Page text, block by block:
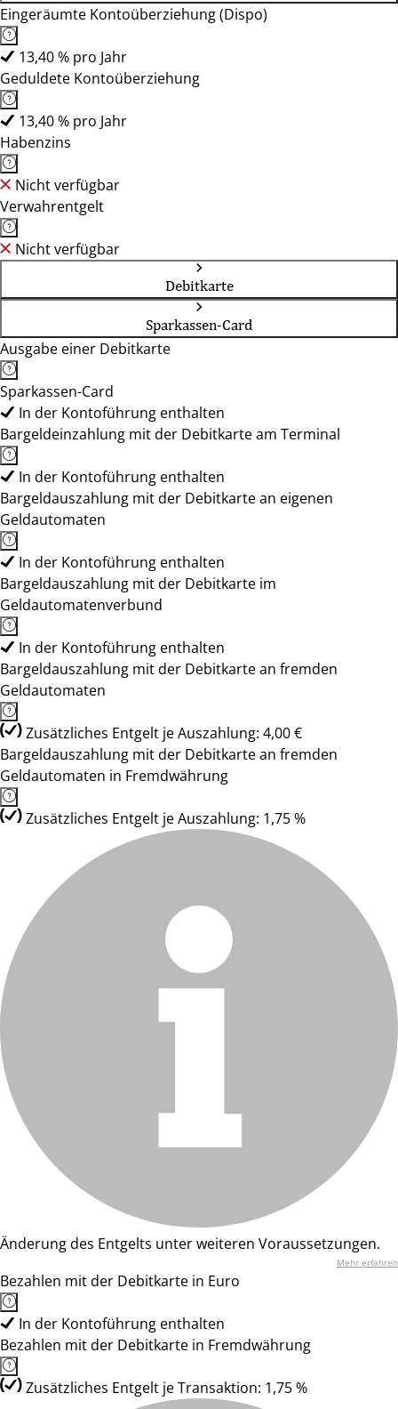
Eingeräumte Kontoüberziehung (Dispo)
13,40 % pro Jahr
Geduldete Kontoüberziehung
13,40 % pro Jahr
Habenzins
Nicht verfügbar
Verwahrentgelt
Nicht verfügbar
Debitkarte
Sparkassen-Card
Ausgabe einer Debitkarte
Sparkassen-Card
In der Kontoführung enthalten
Bargeldeinzahlung mit der Debitkarte am Terminal
In der Kontoführung enthalten
Bargeldauszahlung mit der Debitkarte an eigenen
Geldautomaten
In der Kontoführung enthalten
Bargeldauszahlung mit der Debitkarte im
Geldautomatenverbund
In der Kontoführung enthalten
Bargeldauszahlung mit der Debitkarte an fremden
Geldautomaten
Zusätzliches Entgelt je Auszahlung: 4,00 €
Bargeldauszahlung mit der Debitkarte an fremden
Geldautomaten in Fremdwährung
Zusätzliches Entgelt je Auszahlung: 1,75 %
Änderung des Entgelts unter weiteren Voraussetzungen.
Mehr erfahren
Bezahlen mit der Debitkarte in Euro
In der Kontoführung enthalten
Bezahlen mit der Debitkarte in Fremdwährung
Zusätzliches Entgelt je Transaktion: 1,75 %